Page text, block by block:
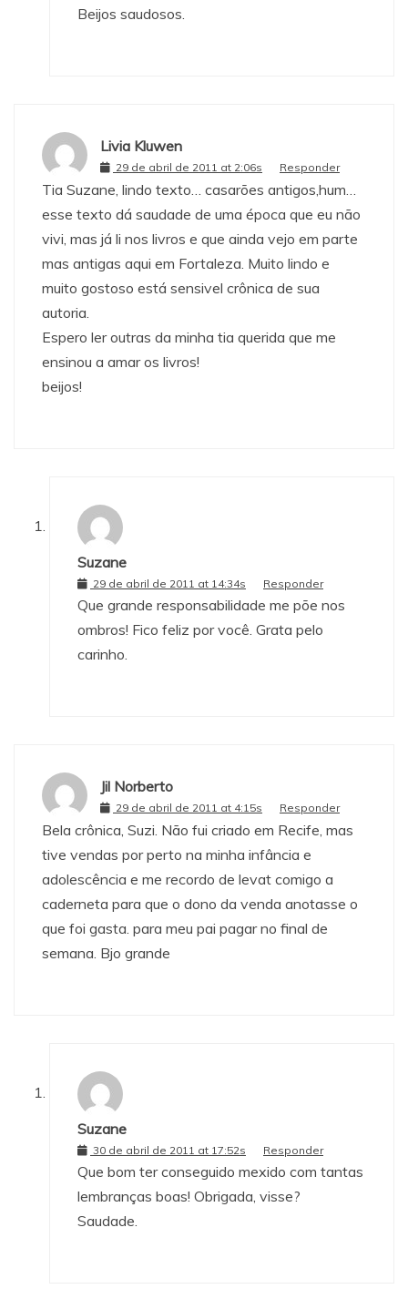
Beijos saudosos.
Livia Kluwen
29 de abril de 2011 at 2:06s Responder
Tia Suzane, lindo texto… casarões antigos,hum…
esse texto dá saudade de uma época que eu não
vivi, mas já li nos livros e que ainda vejo em parte
mas antigas aqui em Fortaleza. Muito lindo e
muito gostoso está sensivel crônica de sua
autoria.
Espero ler outras da minha tia querida que me
ensinou a amar os livros!
beijos!
Suzane
29 de abril de 2011 at 14:34s Responder
Que grande responsabilidade me põe nos
ombros! Fico feliz por você. Grata pelo
carinho.
Jil Norberto
29 de abril de 2011 at 4:15s Responder
Bela crônica, Suzi. Não fui criado em Recife, mas
tive vendas por perto na minha infância e
adolescência e me recordo de levat comigo a
caderneta para que o dono da venda anotasse o
que foi gasta. para meu pai pagar no final de
semana. Bjo grande
Suzane
30 de abril de 2011 at 17:52s Responder
Que bom ter conseguido mexido com tantas
lembranças boas! Obrigada, visse?
Saudade.